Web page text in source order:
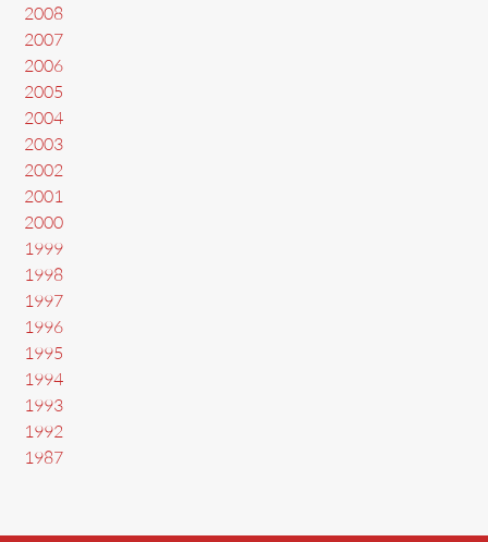
2008
2007
2006
2005
2004
2003
2002
2001
2000
1999
1998
1997
1996
1995
1994
1993
1992
1987